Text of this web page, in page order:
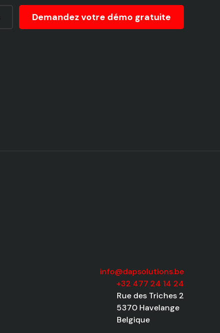
Demandez votre démo gratuite
info@dapsolutions.be
+32 477 24 14 24
Rue des Triches 2
5370 Havelange
Belgique